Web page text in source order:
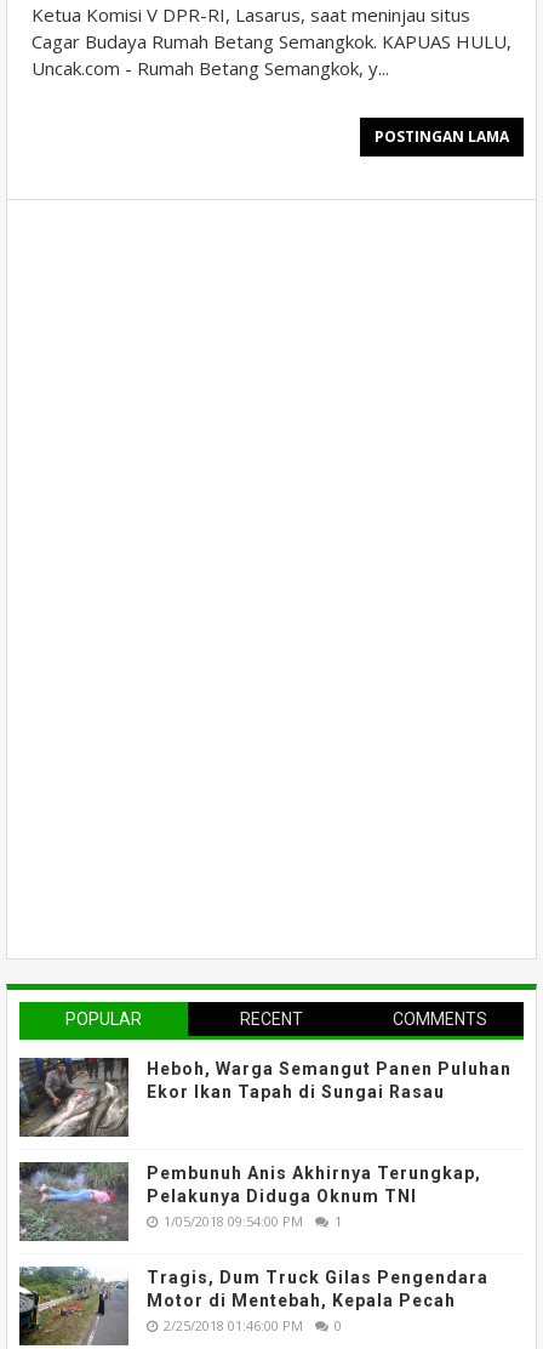
Ketua Komisi V DPR-RI, Lasarus, saat meninjau situs
Cagar Budaya Rumah Betang Semangkok. KAPUAS HULU,
Uncak.com - Rumah Betang Semangkok, y...
POSTINGAN LAMA
POPULAR RECENT COMMENTS
Heboh, Warga Semangut Panen Puluhan
Ekor Ikan Tapah di Sungai Rasau
Pembunuh Anis Akhirnya Terungkap,
Pelakunya Diduga Oknum TNI
1/05/2018 09:54:00 PM 1
Tragis, Dum Truck Gilas Pengendara
Motor di Mentebah, Kepala Pecah
2/25/2018 01:46:00 PM 0